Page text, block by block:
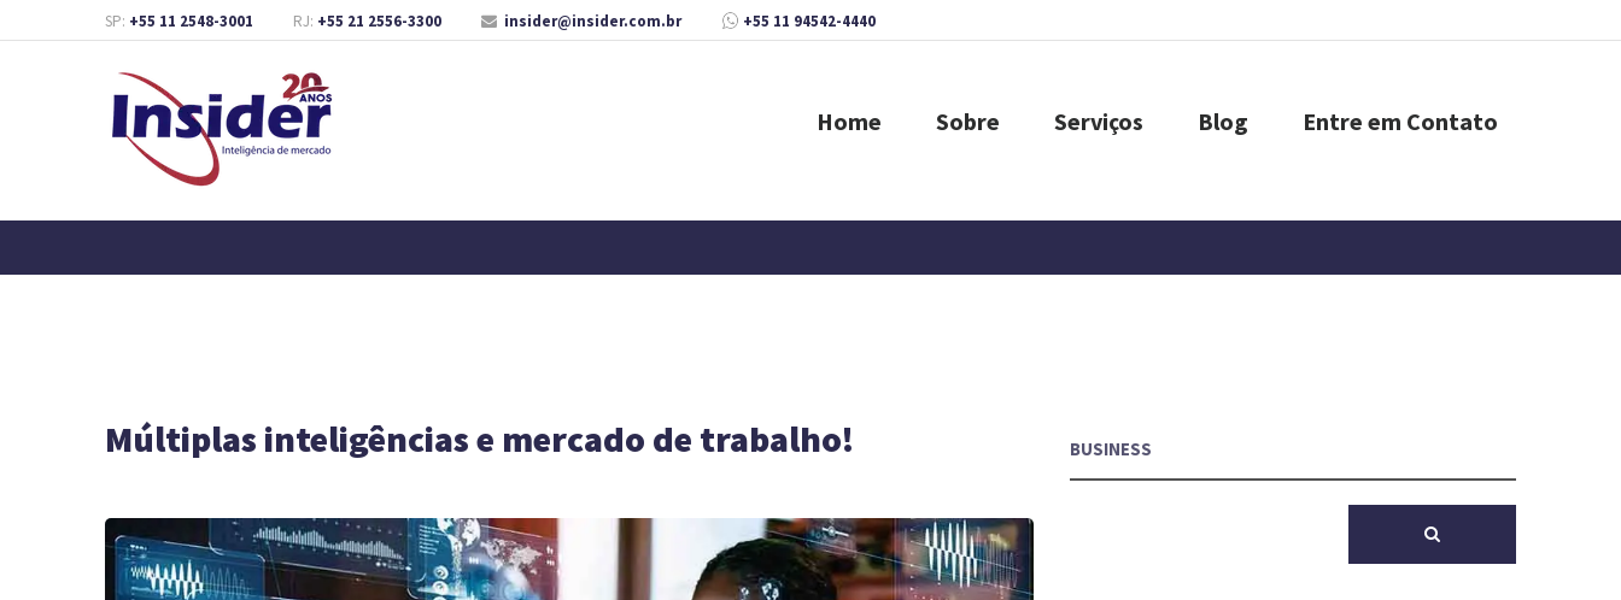
SP: +55 11 2548-3001 RJ: +55 21 2556-3300 insider@insider.com.br +55 11 94542-4440
Home Sobre Serviços Blog Entre em Contato
Múltiplas inteligências e mercado de trabalho!